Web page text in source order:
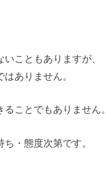
こともありますが、
ありません。
ことでもありません。
・態度次第です。